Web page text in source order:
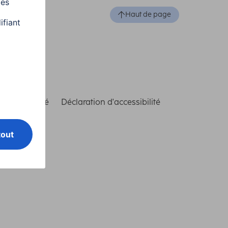
Haut de page
conformité Déclaration d'accessibilité